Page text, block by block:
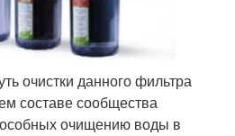
очистки данного фильтра
составе сообщества
очищению воды в